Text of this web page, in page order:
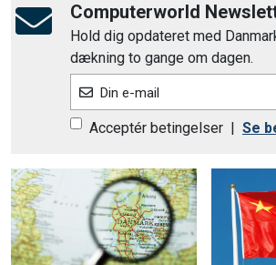
Computerworld
Hold dig opdateret med
dækning to gange om dagen.
Din e-mail
Acceptér betingelser Se